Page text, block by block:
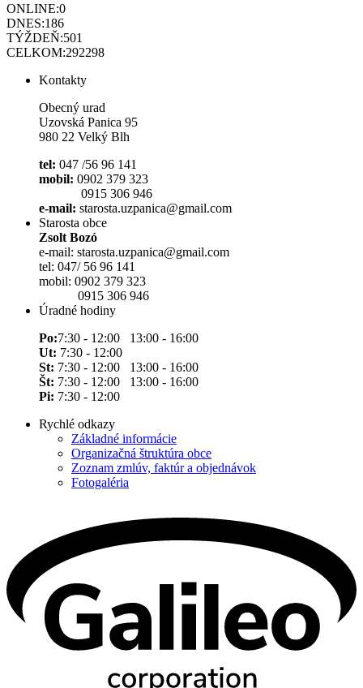
ONLINE:0
DNES:186
TÝŽDEŇ:501
CELKOM:292298
Kontakty
Obecný urad
Uzovská Panica 95
980 22 Velký Blh
tel: 047 /56 96 141
mobil: 0902 379 323
0915 306 946
e-mail: starosta.uzpanica@gmail.com
Starosta obce
Zsolt Bozó
e-mail: starosta.uzpanica@gmail.com
tel: 047/ 56 96 141
mobil: 0902 379 323
0915 306 946
Úradné hodiny
Po:7:30 - 12:00 13:00 - 16:00
Ut: 7:30 - 12:00
St: 7:30 - 12:00 13:00 - 16:00
Št: 7:30 - 12:00 13:00 - 16:00
Pi: 7:30 - 12:00
Rychlé odkazy
Základné informácie
Organizačná štruktúra obce
Zoznam zmlúv, faktúr a objednávok
Fotogaléria